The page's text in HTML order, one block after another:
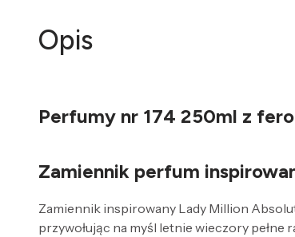
Opis
Perfumy nr 174 250ml z
Zamiennik perfum
Zamiennik inspirowany Lady Million
przywołując na myśl letnie wieczory